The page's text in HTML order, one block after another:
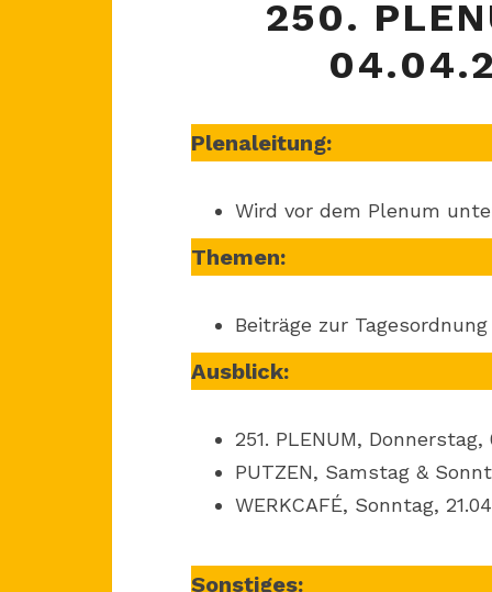
250.
Plenaleitung:
Wird vor dem Plenum
Themen:
Beiträge zur
Ausblick:
251. PLENUM,
PUTZEN, Samstag &
WERKCAFÉ, Sonntag,
Sonstiges: